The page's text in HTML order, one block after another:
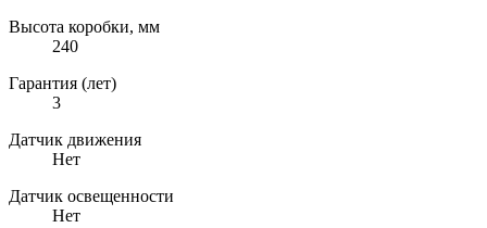
Высота коробки, мм
240
Гарантия (лет)
3
Датчик движения
Нет
Датчик освещенности
Нет